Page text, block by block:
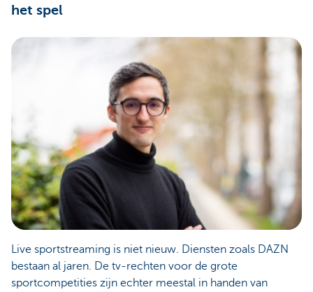
het spel
Live sportstreaming is niet nieuw. Diensten zoals DAZN
bestaan al jaren. De tv-rechten voor de grote
sportcompetities zijn echter meestal in handen van